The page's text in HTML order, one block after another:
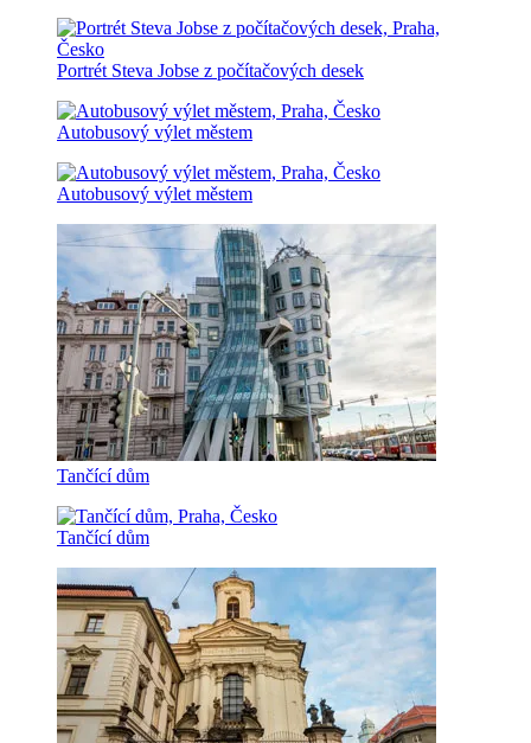
Portrét Steva Jobse z počítačových desek
Autobusový výlet městem
Autobusový výlet městem
Tančící dům
Tančící dům